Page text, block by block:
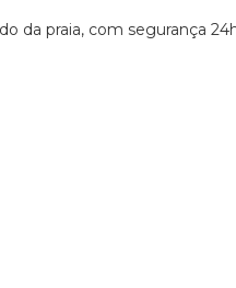
da praia, com segurança